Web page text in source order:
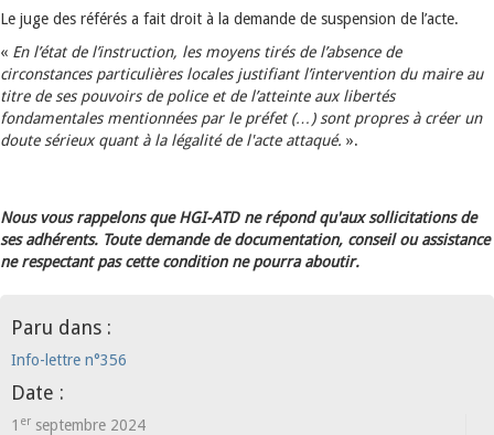
Le juge des référés a fait droit à la demande de suspension de l’acte.
« En l’état de l’instruction, les moyens tirés de l’absence de
circonstances particulières locales justifiant l’intervention du maire au
titre de ses pouvoirs de police et de l’atteinte aux libertés
fondamentales mentionnées par le préfet (…) sont propres à créer un
doute sérieux quant à la légalité de l'acte attaqué. ».
Nous vous rappelons que HGI-ATD ne répond qu'aux sollicitations de
ses adhérents. Toute demande de documentation, conseil ou assistance
ne respectant pas cette condition ne pourra aboutir.
Paru dans :
Info-lettre n°356
Date :
1 er septembre 2024